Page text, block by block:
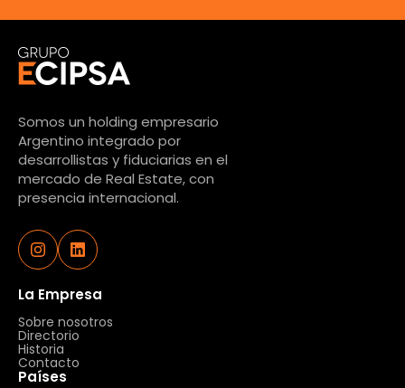
Somos un holding empresario
Argentino integrado por
desarrollistas y fiduciarias en el
mercado de Real Estate, con
presencia internacional.
La Empresa
Sobre nosotros
Directorio
Historia
Contacto
Países